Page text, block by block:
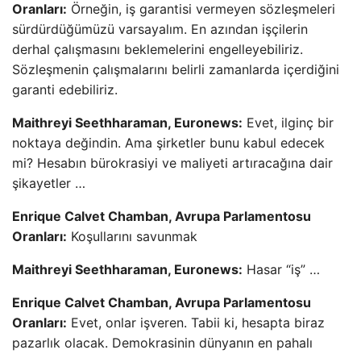
Oranları: Örneğin, iş garantisi vermeyen sözleşmeleri
sürdürdüğümüzü varsayalım. En azından işçilerin
derhal çalışmasını beklemelerini engelleyebiliriz.
Sözleşmenin çalışmalarını belirli zamanlarda içerdiğini
garanti edebiliriz.
Maithreyi Seethharaman, Euronews: Evet, ilginç bir
noktaya değindin. Ama şirketler bunu kabul edecek
mi? Hesabın bürokrasiyi ve maliyeti artıracağına dair
şikayetler …
Enrique Calvet Chamban, Avrupa Parlamentosu
Oranları: Koşullarını savunmak
Maithreyi Seethharaman, Euronews: Hasar “iş” …
Enrique Calvet Chamban, Avrupa Parlamentosu
Oranları: Evet, onlar işveren. Tabii ki, hesapta biraz
pazarlık olacak. Demokrasinin dünyanın en pahalı